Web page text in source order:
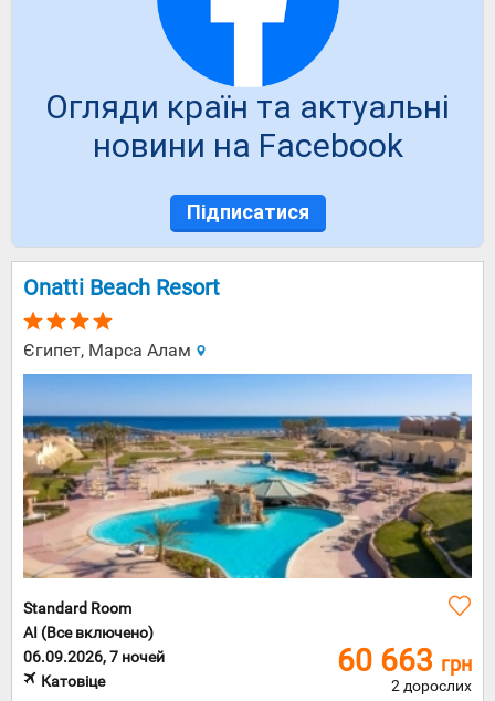
Огляди країн та актуальні
новини на Facebook
Підписатися
Onatti Beach Resort
Єгипет, Марса Алам
Standard Room
AI (Все включено)
06.09.2026, 7 ночей
Катовіце
60 663 грн
2 дорослих